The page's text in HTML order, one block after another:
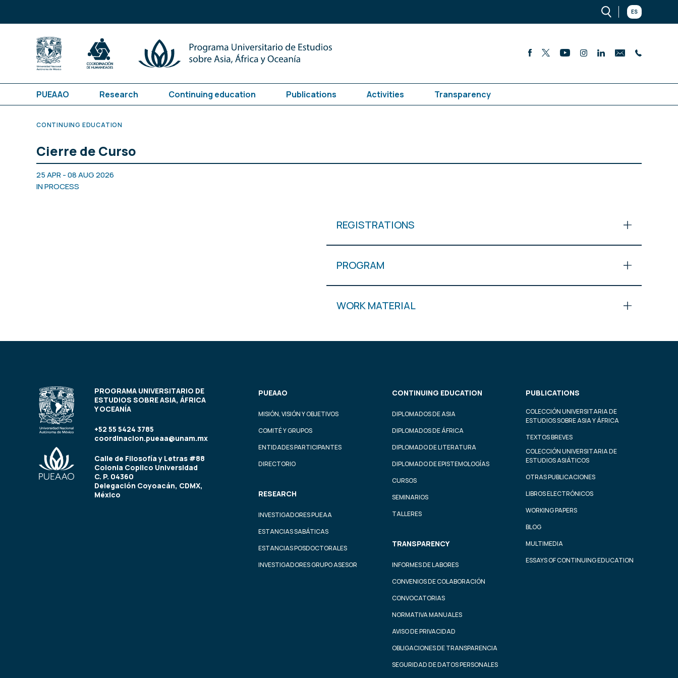
ES
PUEAAO Research Continuing education Publications Activities Transparency
CONTINUING EDUCATION
Cierre de Curso
25 APR - 08 AUG 2026
IN PROCESS
REGISTRATIONS
PROGRAM
WORK MATERIAL
PROGRAMA UNIVERSITARIO DE
ESTUDIOS SOBRE ASIA, ÁFRICA
Y OCEANÍA
+52 55 5424 3785
coordinacion.pueaa@unam.mx
Calle de Filosofía y Letras #88
Colonia Copilco Universidad
C. P. 04360
Delegación Coyoacán, CDMX,
México
PUEAAO
MISIÓN, VISIÓN Y OBJETIVOS
COMITÉ Y GRUPOS
ENTIDADES PARTICIPANTES
DIRECTORIO
RESEARCH
INVESTIGADORES PUEAA
ESTANCIAS SABÁTICAS
ESTANCIAS POSDOCTORALES
INVESTIGADORES GRUPO ASESOR
CONTINUING EDUCATION
DIPLOMADOS DE ASIA
DIPLOMADOS DE ÁFRICA
DIPLOMADO DE LITERATURA
DIPLOMADO DE EPISTEMOLOGÍAS
CURSOS
SEMINARIOS
TALLERES
TRANSPARENCY
INFORMES DE LABORES
CONVENIOS DE COLABORACIÓN
CONVOCATORIAS
NORMATIVA MANUALES
AVISO DE PRIVACIDAD
OBLIGACIONES DE TRANSPARENCIA
SEGURIDAD DE DATOS PERSONALES
PUBLICATIONS
COLECCIÓN UNIVERSITARIA DE
ESTUDIOS SOBRE ASIA Y ÁFRICA
TEXTOS BREVES
COLECCIÓN UNIVERSITARIA DE
ESTUDIOS ASIÁTICOS
OTRAS PUBLICACIONES
LIBROS ELECTRÓNICOS
WORKING PAPERS
BLOG
MULTIMEDIA
ESSAYS OF CONTINUING EDUCATION